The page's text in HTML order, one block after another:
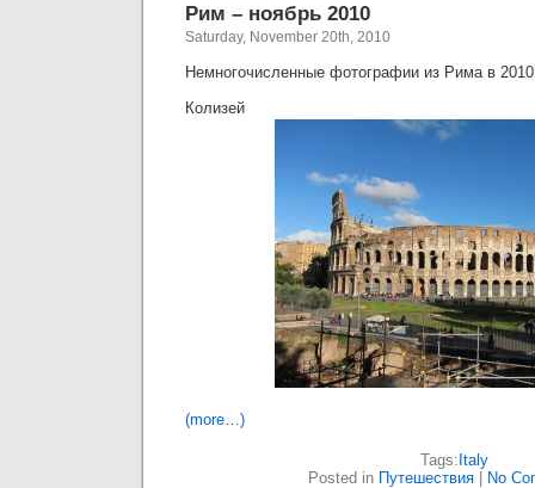
Рим – ноябрь 2010
Saturday, November 20th, 2010
Немногочисленные фотографии из Рима в 2010
Колизей
(more…)
Tags: Italy
Posted in Путешествия No